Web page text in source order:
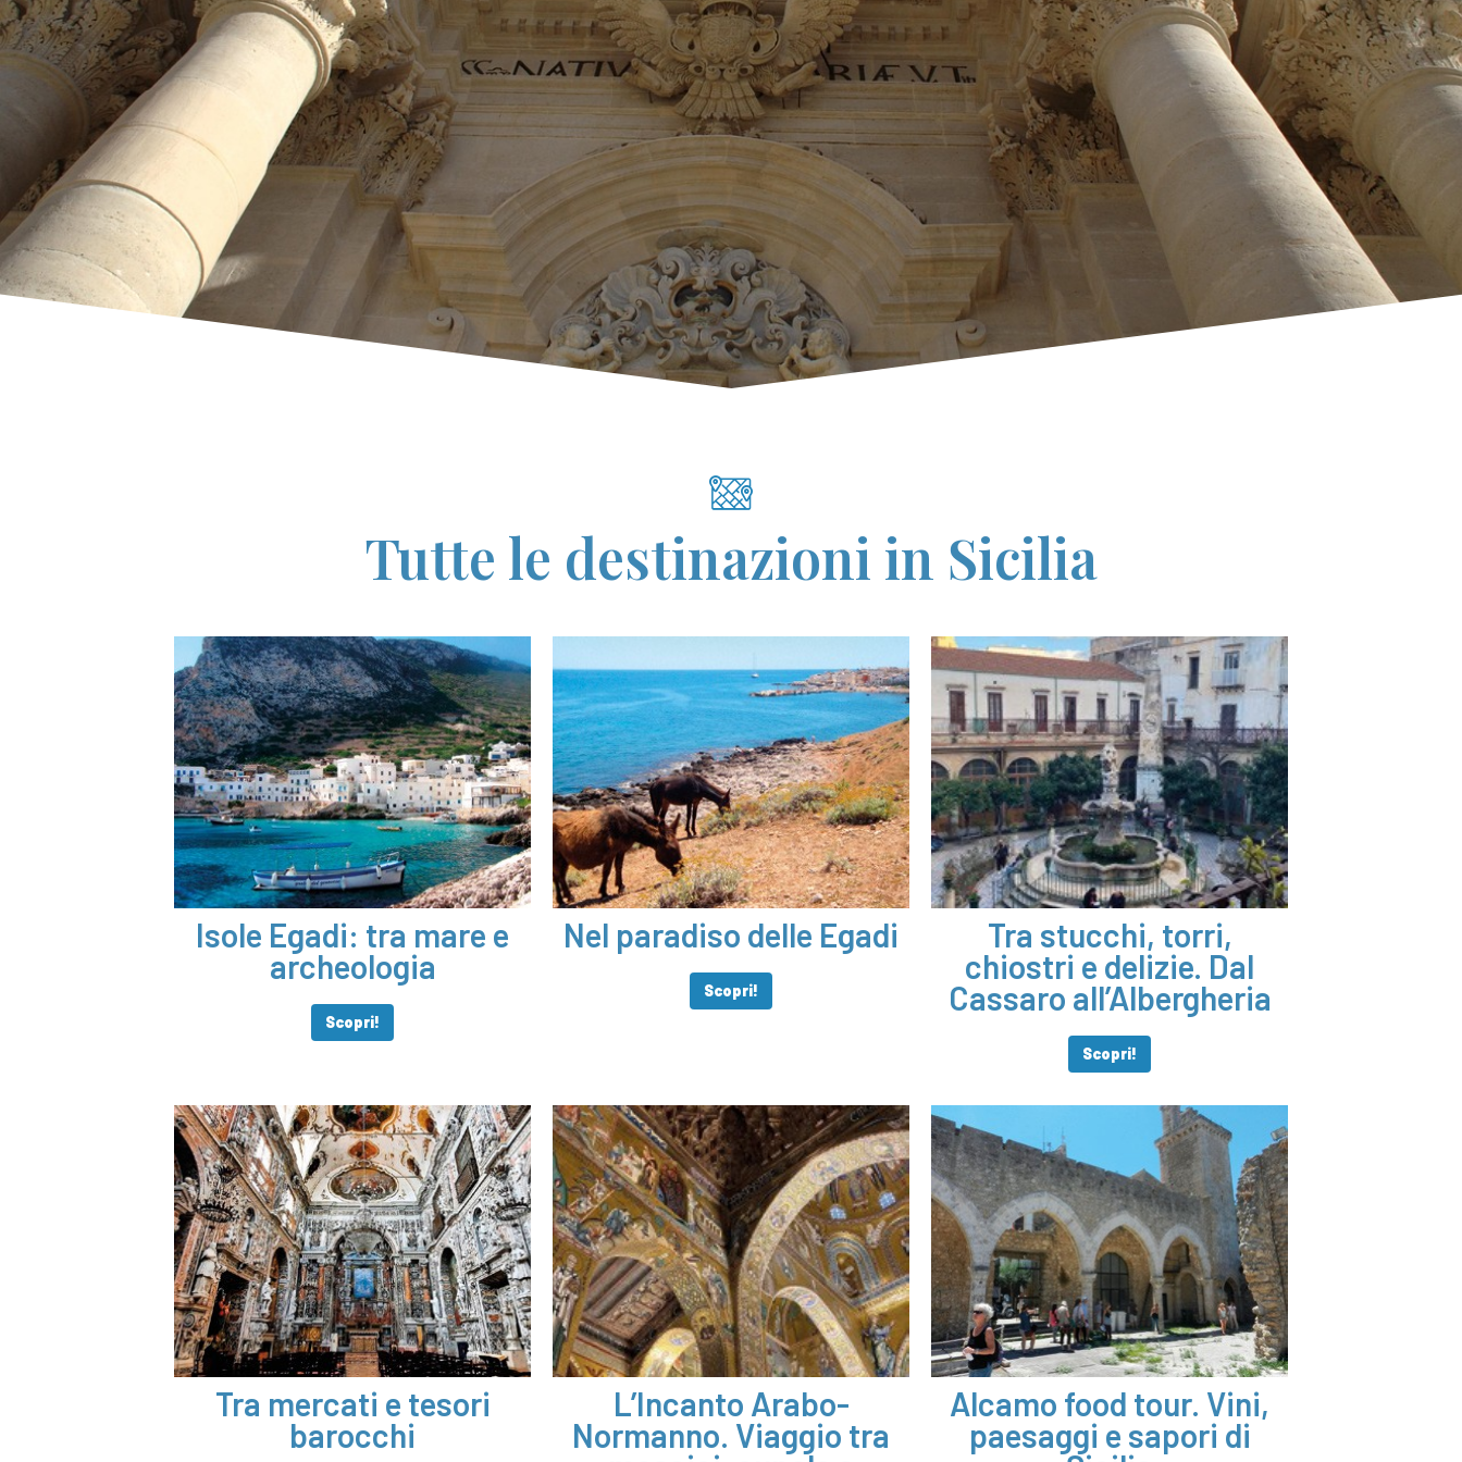
Tutte le destinazioni in Sicilia
Isole Egadi: tra mare e
archeologia
Scopri!
Nel paradiso delle Egadi
Scopri!
Tra stucchi, torri,
chiostri e delizie. Dal
Cassaro all’Albergheria
Scopri!
Tra mercati e tesori
barocchi
L’Incanto Arabo-
Normanno. Viaggio tra
Alcamo food tour. Vini,
paesaggi e sapori di